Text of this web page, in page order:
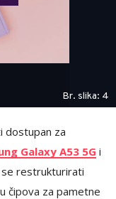
Br. slika: 4
dostupan za
Galaxy A53 5G i
se restrukturirati
čipova za pametne